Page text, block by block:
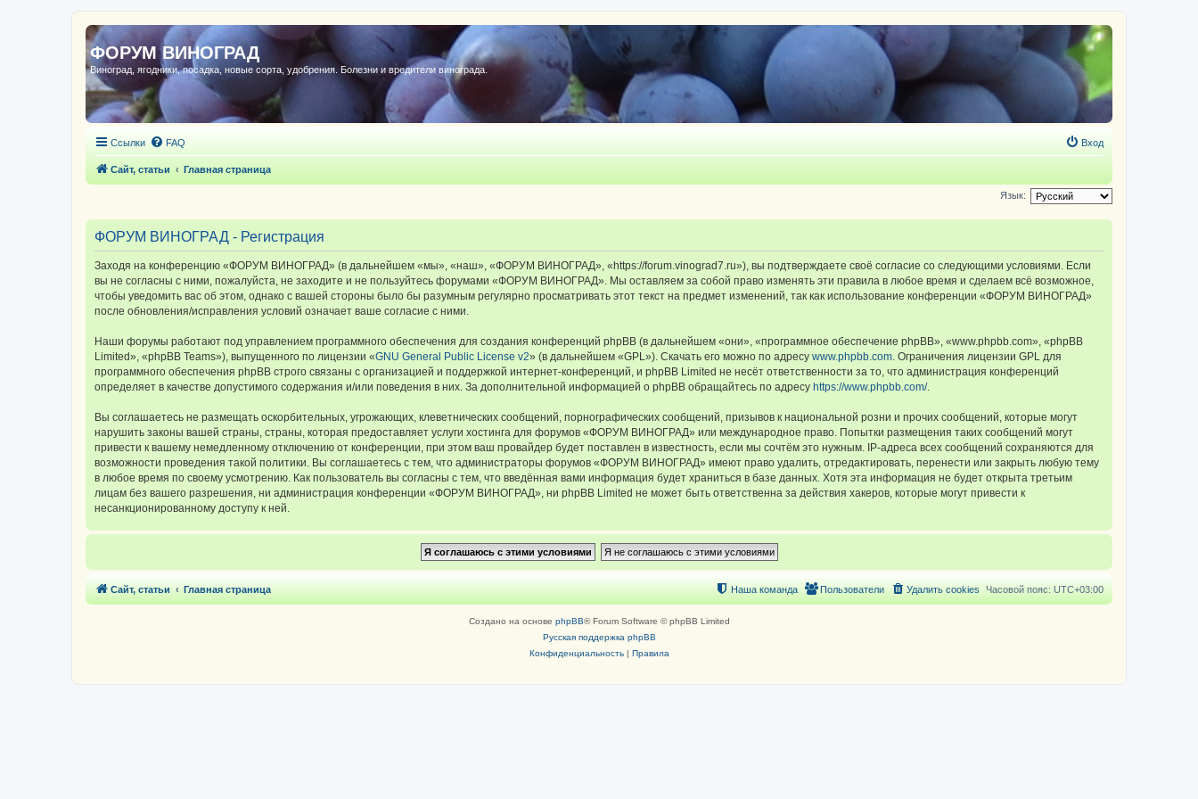
ФОРУМ ВИНОГРАД
Виноград, ягодники, посадка, новые сорта, удобрения. Болезни и вредители винограда.
Ссылки FAQ Вход
Сайт, статьи Главная страница
Язык:
ФОРУМ ВИНОГРАД - Регистрация
Заходя на конференцию «ФОРУМ ВИНОГРАД» (в дальнейшем «мы», «наш», «ФОРУМ ВИНОГРАД», «https://forum.vinograd7.ru»), вы подтверждаете своё согласие со следующими условиями. Если
вы не согласны с ними, пожалуйста, не заходите и не пользуйтесь форумами «ФОРУМ ВИНОГРАД». Мы оставляем за собой право изменять эти правила в любое время и сделаем всё возможное,
чтобы уведомить вас об этом, однако с вашей стороны было бы разумным регулярно просматривать этот текст на предмет изменений, так как использование конференции «ФОРУМ ВИНОГРАД»
после обновления/исправления условий означает ваше согласие с ними.
Наши форумы работают под управлением программного обеспечения для создания конференций phpBB (в дальнейшем «они», «программное обеспечение phpBB», «www.phpbb.com», «phpBB
Limited», «phpBB Teams»), выпущенного по лицензии «GNU General Public License v2» (в дальнейшем «GPL»). Скачать его можно по адресу www.phpbb.com . Ограничения лицензии GPL для
программного обеспечения phpBB строго связаны с организацией и поддержкой интернет-конференций, и phpBB Limited не несёт ответственности за то, что администрация конференций
определяет в качестве допустимого содержания и/или поведения в них. За дополнительной информацией о phpBB обращайтесь по адресу https://www.phpbb.com/.
Вы соглашаетесь не размещать оскорбительных, угрожающих, клеветнических сообщений, порнографических сообщений, призывов к национальной розни и прочих сообщений, которые могут
нарушить законы вашей страны, страны, которая предоставляет услуги хостинга для форумов «ФОРУМ ВИНОГРАД» или международное право. Попытки размещения таких сообщений могут
привести к вашему немедленному отключению от конференции, при этом ваш провайдер будет поставлен в известность, если мы сочтём это нужным. IP-адреса всех сообщений сохраняются для
возможности проведения такой политики. Вы соглашаетесь с тем, что администраторы форумов «ФОРУМ ВИНОГРАД» имеют право удалить, отредактировать, перенести или закрыть любую тему
в любое время по своему усмотрению. Как пользователь вы согласны с тем, что введённая вами информация будет храниться в базе данных. Хотя эта информация не будет открыта третьим
лицам без вашего разрешения, ни администрация конференции «ФОРУМ ВИНОГРАД», ни phpBB Limited не может быть ответственна за действия хакеров, которые могут привести к
несанкционированному доступу к ней.
Сайт, статьи Главная страница Часовой пояс: UTC+03:00
Удалить cookies
Пользователи
Наша команда
Создано на основе phpBB® Forum Software © phpBB Limited
Русская поддержка phpBB
Конфиденциальность| Правила